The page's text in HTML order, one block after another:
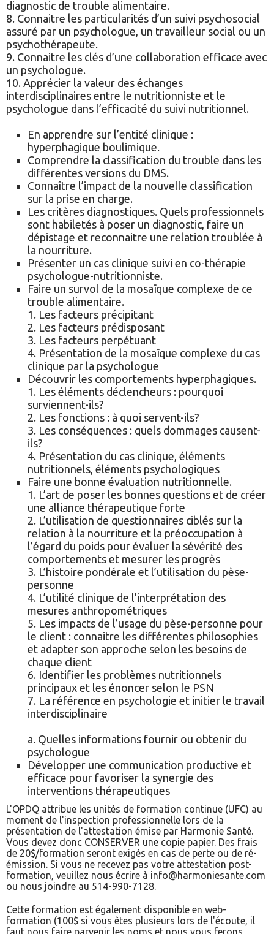
diagnostic de trouble alimentaire.
8. Connaitre les particularités d’un suivi psychosocial
assuré par un psychologue, un travailleur social ou un
psychothérapeute.
9. Connaitre les clés d’une collaboration efficace avec
un psychologue.
10. Apprécier la valeur des échanges
interdisciplinaires entre le nutritionniste et le
psychologue dans l’efficacité du suivi nutritionnel.
En apprendre sur l’entité clinique :
hyperphagique boulimique.
Comprendre la classification du trouble dans les
différentes versions du DMS.
Connaître l’impact de la nouvelle classification
sur la prise en charge.
Les critères diagnostiques. Quels professionnels
sont habiletés à poser un diagnostic, faire un
dépistage et reconnaitre une relation troublée à
la nourriture.
Présenter un cas clinique suivi en co-thérapie
psychologue-nutritionniste.
Faire un survol de la mosaïque complexe de ce
trouble alimentaire.
1. Les facteurs précipitant
2. Les facteurs prédisposant
3. Les facteurs perpétuant
4. Présentation de la mosaïque complexe du cas
clinique par la psychologue
Découvrir les comportements hyperphagiques.
1. Les éléments déclencheurs : pourquoi
surviennent-ils?
2. Les fonctions : à quoi servent-ils?
3. Les conséquences : quels dommages causent-
ils?
4. Présentation du cas clinique, éléments
nutritionnels, éléments psychologiques
Faire une bonne évaluation nutritionnelle.
1. L’art de poser les bonnes questions et de créer
une alliance thérapeutique forte
2. L’utilisation de questionnaires ciblés sur la
relation à la nourriture et la préoccupation à
l’égard du poids pour évaluer la sévérité des
comportements et mesurer les progrès
3. L’histoire pondérale et l’utilisation du pèse-
personne
4. L’utilité clinique de l’interprétation des
mesures anthropométriques
5. Les impacts de l’usage du pèse-personne pour
le client : connaitre les différentes philosophies
et adapter son approche selon les besoins de
chaque client
6. Identifier les problèmes nutritionnels
principaux et les énoncer selon le PSN
7. La référence en psychologie et initier le travail
interdisciplinaire
a. Quelles informations fournir ou obtenir du
psychologue
Développer une communication productive et
efficace pour favoriser la synergie des
interventions thérapeutiques
L'OPDQ attribue les unités de formation continue (UFC) au
moment de l'inspection professionnelle lors de la
présentation de l'attestation émise par Harmonie Santé.
Vous devez donc CONSERVER une copie papier. Des frais
de 20$/formation seront exigés en cas de perte ou de ré-
émission. Si vous ne recevez pas votre attestation post-
formation, veuillez nous écrire à info@harmoniesante.com
ou nous joindre au 514-990-7128.
Cette formation est également disponible en web-
formation (100$ si vous êtes plusieurs lors de l'écoute, il
faut nous faire parvenir les noms et nous vous ferons